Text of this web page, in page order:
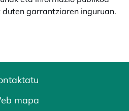
garrantziaren inguruan.
mapa